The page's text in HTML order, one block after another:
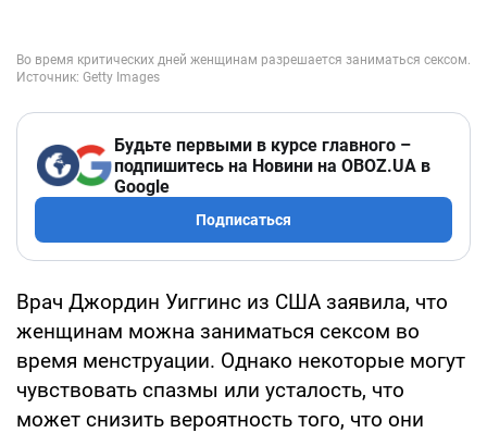
Будьте первыми в курсе главного –
подпишитесь на Новини на OBOZ.UA в
Google
Подписаться
Врач Джордин Уиггинс из США заявила, что
женщинам можна заниматься сексом во
время менструации. Однако некоторые могут
чувствовать спазмы или усталость, что
может снизить вероятность того, что они